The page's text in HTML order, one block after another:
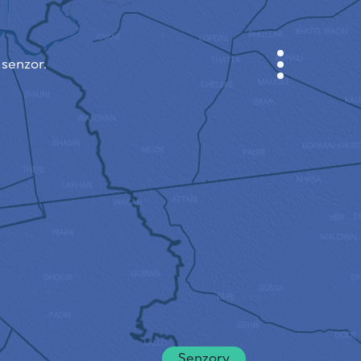
MAPA MĚSTA
SENZOR NEBO
O NÁS
JAZYK STRÁNEK
English
Česky